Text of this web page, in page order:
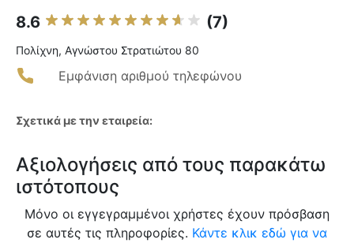
8.6 (7)
Πολίχνη, Αγνώστου Στρατιώτου 80
Εμφάνιση αριθμού τηλεφώνου
Σχετικά με την εταιρεία:
Αξιολογήσεις από τους παρακάτω
ιστότοπους
Μόνο οι εγγεγραμμένοι χρήστες έχουν πρόσβαση
σε αυτές τις πληροφορίες. Κάντε κλικ εδώ για να